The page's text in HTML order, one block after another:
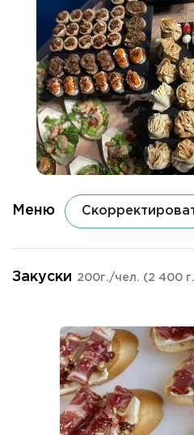
Меню
Закуски 200г./чел. (2 400